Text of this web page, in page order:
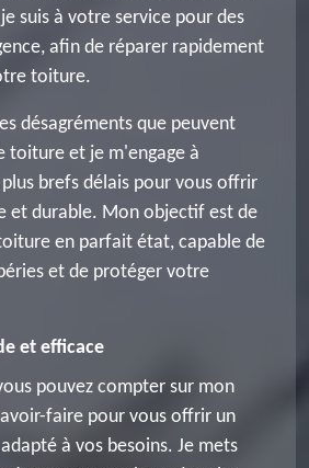
suis à votre service pour des
afin de réparer rapidement
toiture.
désagréments que peuvent
toiture et je m'engage à
brefs délais pour vous offrir
et durable. Mon objectif est de
en parfait état, capable de
et de protéger votre
et efficace
pouvez compter sur mon
faire pour vous offrir un
à vos besoins. Je mets